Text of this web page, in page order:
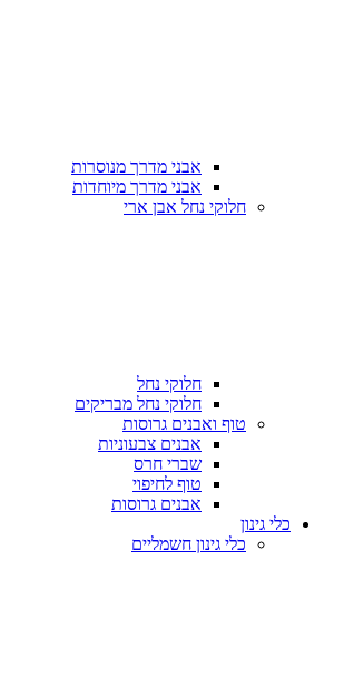
אבני מדרך מנוסרות
אבני מדרך מיוחדות
חלוקי נחל אבן ארי
חלוקי נחל
חלוקי נחל מבריקים
טוף ואבנים גרוסות
אבנים צבעוניות
שברי חרס
טוף לחיפוי
אבנים גרוסות
כלי גינון
כלי גינון חשמליים